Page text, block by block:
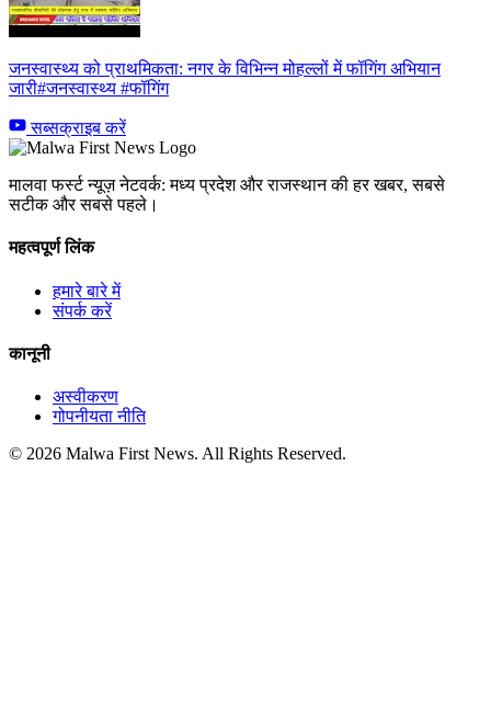
जनस्वास्थ्य को प्राथमिकता: नगर के विभिन्न मोहल्लों में फॉगिंग अभियान
जारी#जनस्वास्थ्य #फॉगिंग
सब्सक्राइब करें
मालवा फर्स्ट न्यूज़ नेटवर्क: मध्य प्रदेश और राजस्थान की हर खबर, सबसे
सटीक और सबसे पहले।
महत्वपूर्ण लिंक
हमारे बारे में
संपर्क करें
कानूनी
अस्वीकरण
गोपनीयता नीति
© 2026 Malwa First News. All Rights Reserved.